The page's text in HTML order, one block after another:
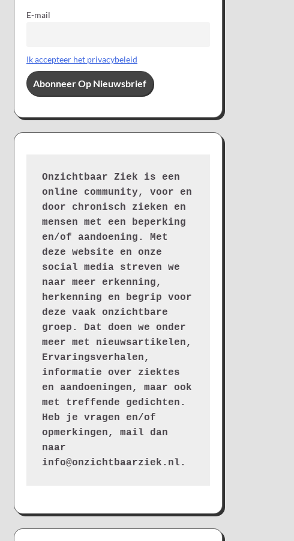
E-mail
Ik accepteer het privacybeleid
Onzichtbaar Ziek is een
online community, voor en
door chronisch zieken en
mensen met een beperking
en/of aandoening. Met
deze website en onze
social media streven we
naar meer erkenning,
herkenning en begrip voor
deze vaak onzichtbare
groep. Dat doen we onder
meer met nieuwsartikelen,
Ervaringsverhalen,
informatie over ziektes
en aandoeningen, maar ook
met treffende gedichten.
Heb je vragen en/of
opmerkingen, mail dan
naar
info@onzichtbaarziek.nl.